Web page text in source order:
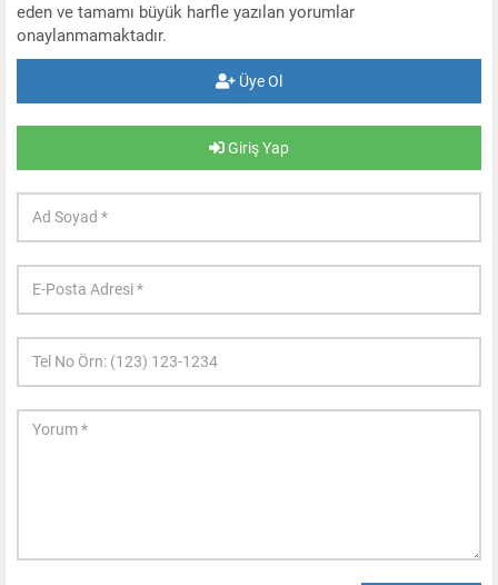
eden ve tamamı büyük harfle yazılan yorumlar
onaylanmamaktadır.
Üye Ol
Giriş Yap